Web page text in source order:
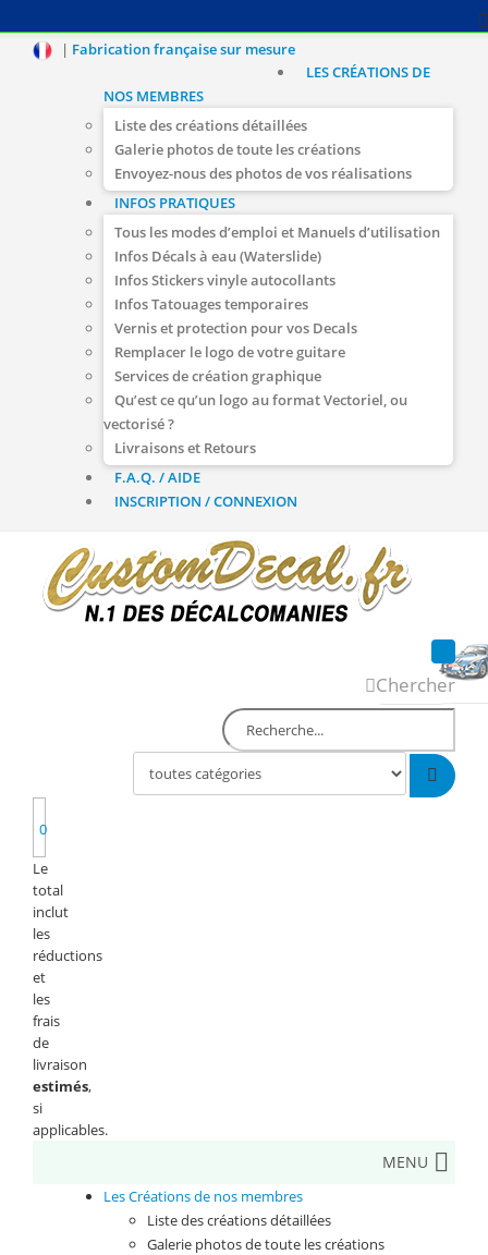
| Fabrication française sur mesure
LES CRÉATIONS DE
NOS MEMBRES
Liste des créations détaillées
Galerie photos de toute les créations
Envoyez-nous des photos de vos réalisations
INFOS PRATIQUES
Tous les modes d’emploi et Manuels d’utilisation
Infos Décals à eau (Waterslide)
Infos Stickers vinyle autocollants
Infos Tatouages temporaires
Vernis et protection pour vos Decals
Remplacer le logo de votre guitare
Services de création graphique
Qu’est ce qu’un logo au format Vectoriel, ou
vectorisé ?
Livraisons et Retours
F.A.Q. / AIDE
INSCRIPTION / CONNEXION
Chercher
0
Le
total
inclut
les
réductions
et
les
frais
de
livraison
estimés,
si
applicables.
MENU
Les Créations de nos membres
Liste des créations détaillées
Galerie photos de toute les créations